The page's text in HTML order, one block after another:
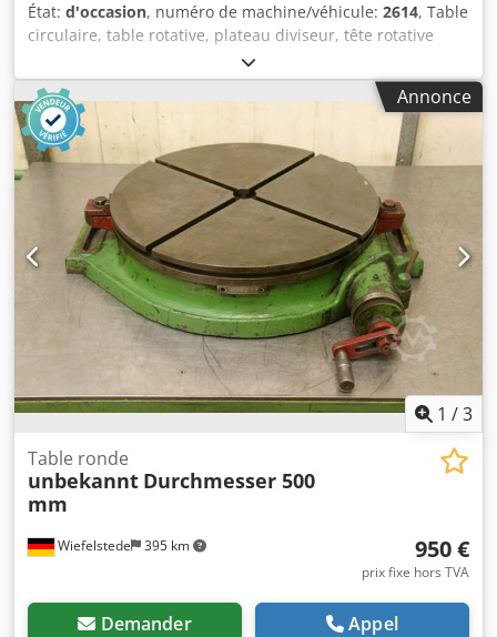
État: d'occasion, numéro de machine/véhicule: 2614, Table
circulaire, table rotative, plateau diviseur, tête rotative
Codpfx Ahed D Nflehorf -Table : Ø 250 mm -Hauteur : 100
mm -Rainure : 12 mm -Dimensions : 320/400/H100 mm -
Poids : 33 kg
Annonce
1 /3
Wiefelstede 395 km
Table ronde
unbekannt Durchmesser 500
mm
950 €
prix fixe hors TVA
Demander Appel